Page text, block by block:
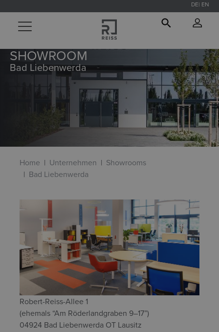
springen
DE EN
SHOWROOM
Bad Liebenwerda
Home Unternehmen
Showrooms
Bad Liebenwerda
Robert-Reiss-Allee 1
(ehemals “Am Röderlandgraben 9–17”)
04924 Bad Liebenwerda OT Lausitz